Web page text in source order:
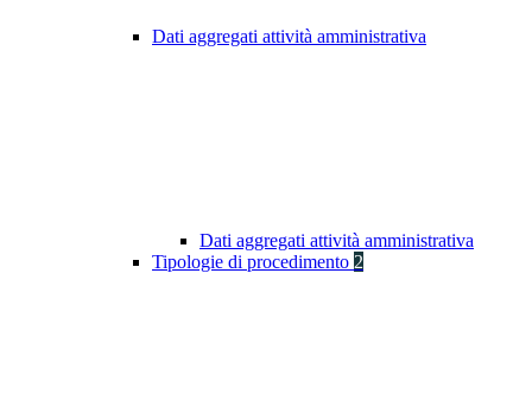
Dati aggregati attività amministrativa
Dati aggregati attività amministrativa
Tipologie di procedimento 2